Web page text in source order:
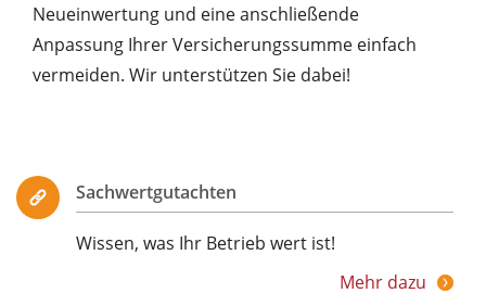
Neueinwertung und eine anschließende
Anpassung Ihrer Versicherungssumme einfach
vermeiden. Wir unterstützen Sie dabei!
Sachwertgutachten
Wissen, was Ihr Betrieb wert ist!
Mehr dazu